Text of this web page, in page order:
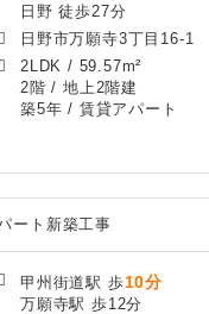
日野 徒歩27分
日野市万願寺3丁目16-1
2LDK / 59.57m²
2階 / 地上2階建
築5年 / 賃貸アパート
ート新築工事
甲州街道駅 歩10分
万願寺駅 歩12分